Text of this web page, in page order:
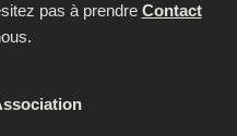
pas à prendre Contact